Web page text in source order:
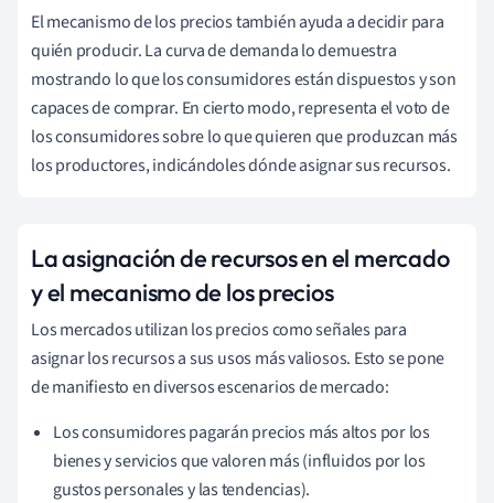
El mecanismo de los precios también ayuda a decidir para
quién producir. La curva de demanda lo demuestra
mostrando lo que los consumidores están dispuestos y son
capaces de comprar. En cierto modo, representa el voto de
los consumidores sobre lo que quieren que produzcan más
los productores, indicándoles dónde asignar sus recursos.
La asignación de recursos en el mercado
y el mecanismo de los precios
Los mercados utilizan los precios como señales para
asignar los recursos a sus usos más valiosos. Esto se pone
de manifiesto en diversos escenarios de mercado:
Los consumidores pagarán precios más altos por los
bienes y servicios que valoren más (influidos por los
gustos personales y las tendencias).